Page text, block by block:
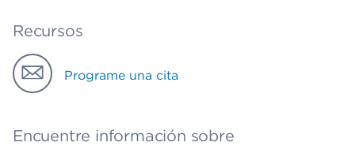
Recursos
Programe una cita
Encuentre información sobre